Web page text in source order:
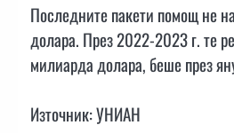
Последните пакети помощ не
долара. През 2022-2023 г. те
милиарда долара, беше през
Източник: УНИАН